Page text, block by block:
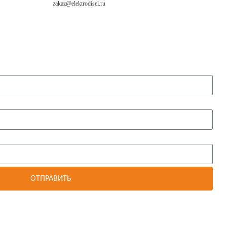
zakaz@elektrodisel.ru
ОТПРАВИТЬ